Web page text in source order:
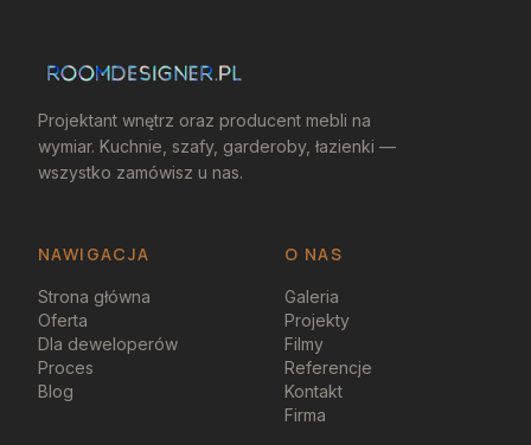
Projektant wnętrz oraz producent mebli na
wymiar. Kuchnie, szafy, garderoby, łazienki —
wszystko zamówisz u nas.
NAWIGACJA O NAS
Strona główna
Oferta
Dla deweloperów
Proces
Blog
Galeria
Projekty
Filmy
Referencje
Kontakt
Firma